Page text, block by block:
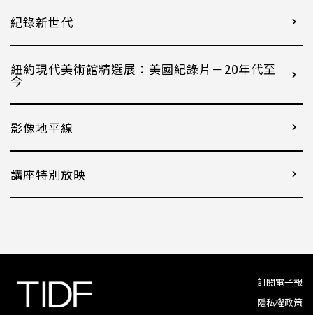
紀錄新世代
紐約現代美術館精選展：美國紀錄片－20年代至
今
影像地平線
講座特別放映
訂閱電子報
隱私權政策